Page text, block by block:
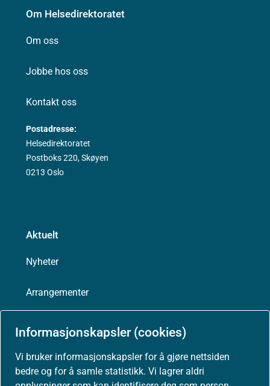
Informasjonskapsler (cookies)
Vi bruker informasjonskapsler for å gjøre nettsiden
bedre og for å samle statistikk. Vi lagrer aldri
Om Helsedirektoratet
Om oss
Jobbe hos oss
Kontakt oss
Postadresse:
Helsedirektoratet
Postboks 220, Skøyen
0213 Oslo
Aktuelt
Nyheter
Arrangementer
Presse